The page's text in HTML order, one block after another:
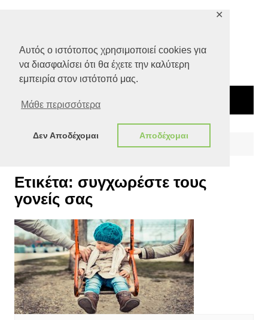
Αυτός ο ιστότοπος χρησιμοποιεί cookies για
να διασφαλίσει ότι θα έχετε την καλύτερη
εμπειρία στον ιστότοπό μας.
Μάθε περισσότερα
Δεν Αποδέχομαι Αποδέχομαι
✕
συγχωρέστε τους γονείς σας
Ετικέτα: συγχωρέστε τους
γονείς σας